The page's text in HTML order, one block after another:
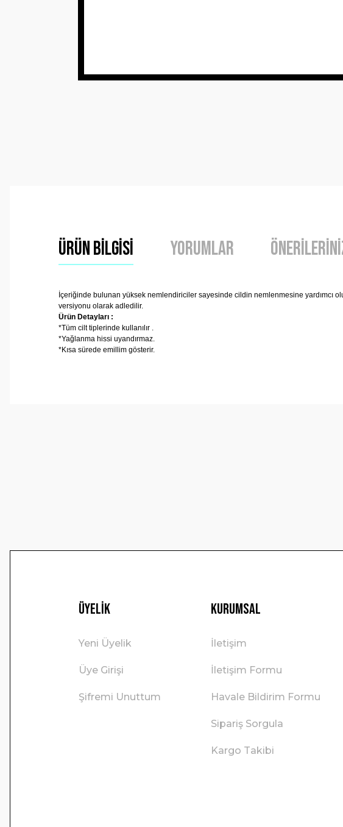
Ürün Bilgisi Yorumlar
çeriğinde bulunan yüksek nemlendiriciler sayesinde cildin nemlenmesine yardımcı
versiyonu olarak adledilir.
Ürün Detayları :
*Tüm cilt tiplerinde kullanılır .
*Yağlanma hissi uyandırmaz.
*Kısa sürede emillim gösterir.
Üyelik
Yeni Üyelik
Üye Girişi
Şifremi Unuttum
Kurumsal
İletişim
İletişim Formu
Havale Bildirim Formu
Sipariş Sorgula
Kargo Takibi